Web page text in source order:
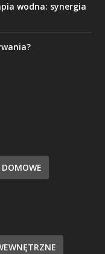
wodna: synergia
DOMOWE